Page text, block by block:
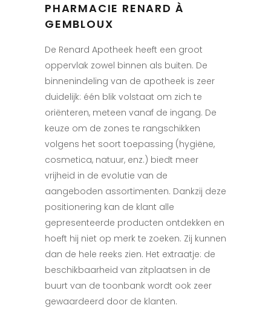
PHARMACIE RENARD À
GEMBLOUX
De Renard Apotheek heeft een groot
oppervlak zowel binnen als buiten. De
binnenindeling van de apotheek is zeer
duidelijk: één blik volstaat om zich te
oriënteren, meteen vanaf de ingang. De
keuze om de zones te rangschikken
volgens het soort toepassing (hygiëne,
cosmetica, natuur, enz.) biedt meer
vrijheid in de evolutie van de
aangeboden assortimenten. Dankzij deze
positionering kan de klant alle
gepresenteerde producten ontdekken en
hoeft hij niet op merk te zoeken. Zij kunnen
dan de hele reeks zien. Het extraatje: de
beschikbaarheid van zitplaatsen in de
buurt van de toonbank wordt ook zeer
gewaardeerd door de klanten.